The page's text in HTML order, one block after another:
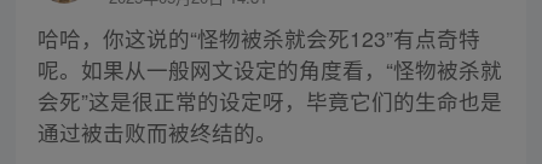
哈哈，你这说的“怪物被杀就会死123”有点奇特
呢。如果从一般网文设定的角度看，“怪物被杀就
会死”这是很正常的设定呀，毕竟它们的生命也是
通过被击败而被终结的。